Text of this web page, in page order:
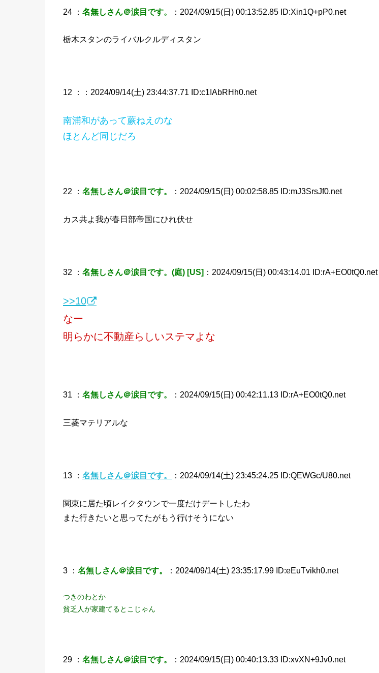
24 ： 名無しさん＠涙目です。 ：2024/09/15(日) 00:13:52.85 ID:Xin1Q+pP0.net
栃木スタンのライバルクルディスタン
12 ： ：2024/09/14(土) 23:44:37.71 ID:c1IAbRHh0.net
南浦和があって蕨ねえのな
ほとんど同じだろ
22 ： 名無しさん＠涙目です。 ：2024/09/15(日) 00:02:58.85 ID:mJ3SrsJf0.net
カス共よ我が春日部帝国にひれ伏せ
32 ： 名無しさん＠涙目です。(庭) [US] ：2024/09/15(日) 00:43:14.01 ID:rA+EO0tQ0.net
>>10
なー
明らかに不動産らしいステマよな
31 ： 名無しさん＠涙目です。 ：2024/09/15(日) 00:42:11.13 ID:rA+EO0tQ0.net
三菱マテリアルな
13 ： 名無しさん＠涙目です。 ：2024/09/14(土) 23:45:24.25 ID:QEWGc/U80.net
関東に居た頃レイクタウンで一度だけデートしたわ
また行きたいと思ってたがもう行けそうにない
3 ： 名無しさん＠涙目です。 ：2024/09/14(土) 23:35:17.99 ID:eEuTvikh0.net
つきのわとか
貧乏人が家建てるとこじゃん
29 ： 名無しさん＠涙目です。 ：2024/09/15(日) 00:40:13.33 ID:xvXN+9Jv0.net